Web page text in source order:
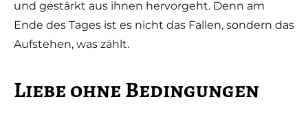
und gestärkt aus ihnen hervorgeht. Denn am
Ende des Tages ist es nicht das Fallen, sondern das
Aufstehen, was zählt.
Liebe ohne Bedingungen